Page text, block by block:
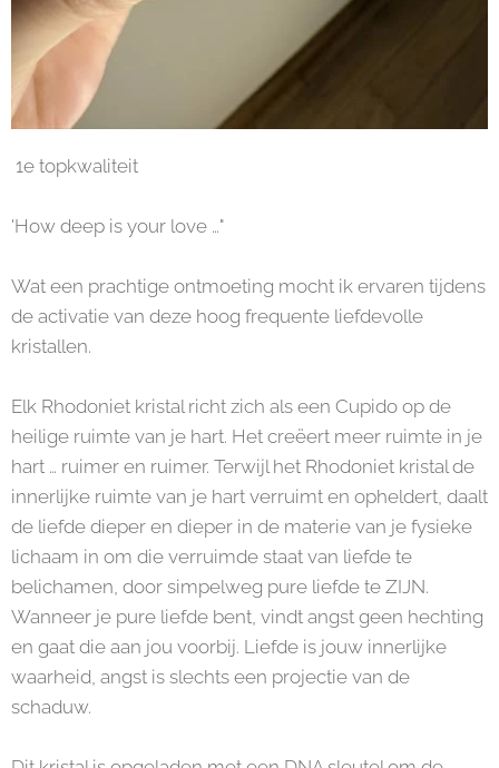
1e topkwaliteit
'How deep is your love …"
Wat een prachtige ontmoeting mocht ik ervaren tijdens
de activatie van deze hoog frequente liefdevolle
kristallen.
Elk Rhodoniet kristal richt zich als een Cupido op de
heilige ruimte van je hart. Het creëert meer ruimte in je
hart … ruimer en ruimer. Terwijl het Rhodoniet kristal de
innerlijke ruimte van je hart verruimt en opheldert, daalt
de liefde dieper en dieper in de materie van je fysieke
lichaam in om die verruimde staat van liefde te
belichamen, door simpelweg pure liefde te ZIJN.
Wanneer je pure liefde bent, vindt angst geen hechting
en gaat die aan jou voorbij. Liefde is jouw innerlijke
waarheid, angst is slechts een projectie van de
schaduw.